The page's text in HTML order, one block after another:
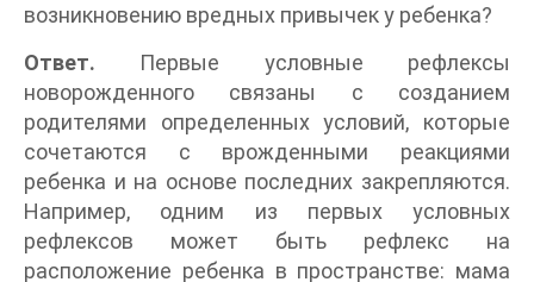
возникновению вредных привычек у ребенка?
Ответ. Первые условные рефлексы
новорожденного связаны с созданием
родителями определенных условий, которые
сочетаются с врожденными реакциями
ребенка и на основе последних закрепляются.
Например, одним из первых условных
рефлексов может быть рефлекс на
расположение ребенка в пространстве: мама